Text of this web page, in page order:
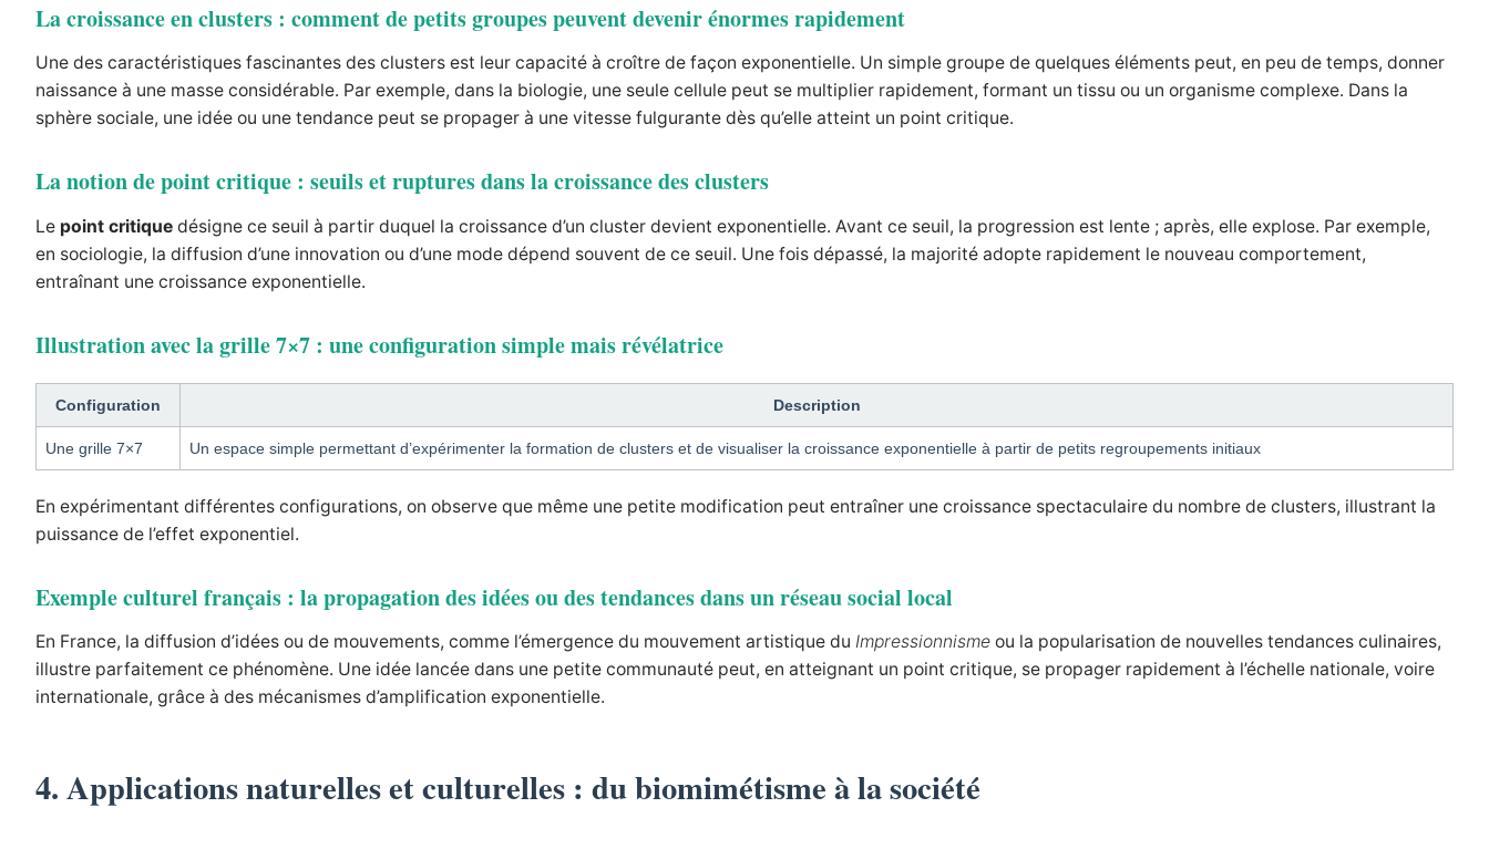
La croissance en clusters : comment de petits groupes peuvent devenir énormes rapidement
Une des caractéristiques fascinantes des clusters est leur capacité à croître de façon exponentielle. Un simple groupe de quelques éléments peut, en peu de temps, donner
naissance à une masse considérable. Par exemple, dans la biologie, une seule cellule peut se multiplier rapidement, formant un tissu ou un organisme complexe. Dans la
sphère sociale, une idée ou une tendance peut se propager à une vitesse fulgurante dès qu’elle atteint un point critique.
La notion de point critique : seuils et ruptures dans la croissance des clusters
Le point critique désigne ce seuil à partir duquel la croissance d’un cluster devient exponentielle. Avant ce seuil, la progression est lente ; après, elle explose. Par exemple,
en sociologie, la diffusion d’une innovation ou d’une mode dépend souvent de ce seuil. Une fois dépassé, la majorité adopte rapidement le nouveau comportement,
entraînant une croissance exponentielle.
Illustration avec la grille 7×7 : une configuration simple mais révélatrice
Configuration Description
Une grille 7×7 Un espace simple permettant d’expérimenter la formation de clusters et de visualiser la croissance exponentielle à partir de petits regroupements initiaux
En expérimentant différentes configurations, on observe que même une petite modification peut entraîner une croissance spectaculaire du nombre de clusters, illustrant la
puissance de l’effet exponentiel.
Exemple culturel français : la propagation des idées ou des tendances dans un réseau social local
En France, la diffusion d’idées ou de mouvements, comme l’émergence du mouvement artistique du Impressionnisme ou la popularisation de nouvelles tendances culinaires,
illustre parfaitement ce phénomène. Une idée lancée dans une petite communauté peut, en atteignant un point critique, se propager rapidement à l’échelle nationale, voire
internationale, grâce à des mécanismes d’amplification exponentielle.
4. Applications naturelles et culturelles : du biomimétisme à la société